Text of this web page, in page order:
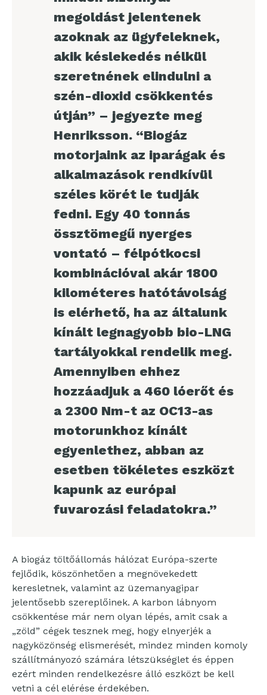
megoldást jelentenek
azoknak az ügyfeleknek,
akik késlekedés nélkül
szeretnének elindulni a
szén-dioxid csökkentés
útján” – jegyezte meg
Henriksson. “Biogáz
motorjaink az iparágak és
alkalmazások rendkívül
széles körét le tudják
fedni. Egy 40 tonnás
össztömegű nyerges
vontató – félpótkocsi
kombinációval akár 1800
kilométeres hatótávolság
is elérhető, ha az általunk
kínált legnagyobb bio-LNG
tartályokkal rendelik meg.
Amennyiben ehhez
hozzáadjuk a 460 lóerőt és
a 2300 Nm-t az OC13-as
motorunkhoz kínált
egyenlethez, abban az
esetben tökéletes eszközt
kapunk az európai
fuvarozási feladatokra.”
A biogáz töltőállomás hálózat Európa-szerte
fejlődik, köszönhetően a megnövekedett
keresletnek, valamint az üzemanyagipar
jelentősebb szereplőinek. A karbon lábnyom
csökkentése már nem olyan lépés, amit csak a
„zöld” cégek tesznek meg, hogy elnyerjék a
nagyközönség elismerését, mindez minden komoly
szállítmányozó számára létszükséglet és éppen
ezért minden rendelkezésre álló eszközt be kell
vetni a cél elérése érdekében.